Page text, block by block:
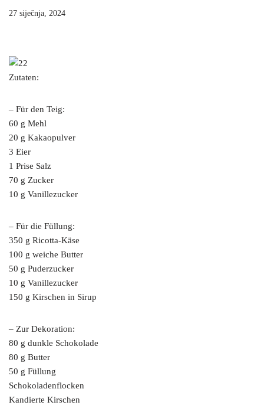
27 siječnja, 2024
Zutaten:
– Für den Teig:
60 g Mehl
20 g Kakaopulver
3 Eier
1 Prise Salz
70 g Zucker
10 g Vanillezucker
– Für die Füllung:
350 g Ricotta-Käse
100 g weiche Butter
50 g Puderzucker
10 g Vanillezucker
150 g Kirschen in Sirup
– Zur Dekoration:
80 g dunkle Schokolade
80 g Butter
50 g Füllung
Schokoladenflocken
Kandierte Kirschen